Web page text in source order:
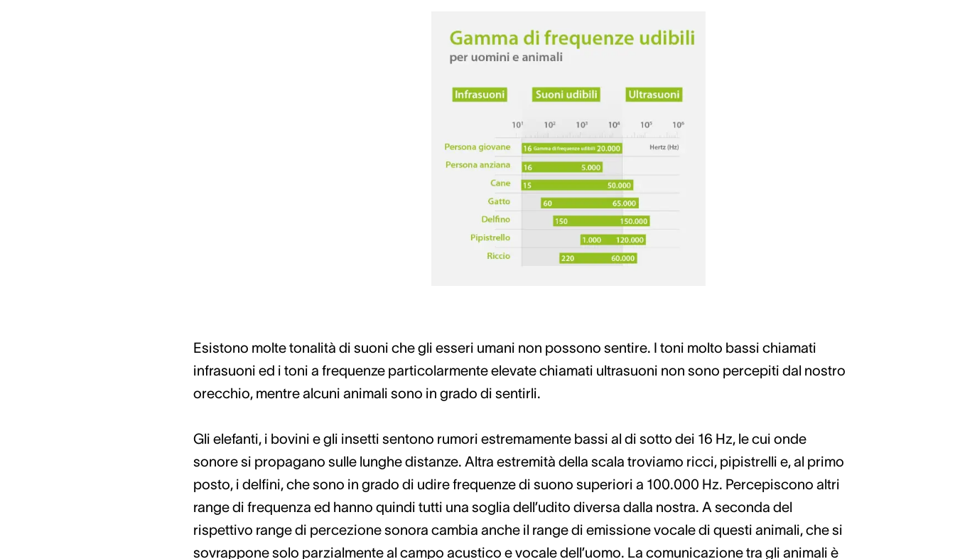
Esistono molte tonalità di suoni che gli esseri umani non possono sentire. I toni molto bassi chiamati
infrasuoni ed i toni a frequenze particolarmente elevate chiamati ultrasuoni non sono percepiti dal nostro
orecchio, mentre alcuni animali sono in grado di sentirli.
Gli elefanti, i bovini e gli insetti sentono rumori estremamente bassi al di sotto dei 16 Hz, le cui onde
sonore si propagano sulle lunghe distanze. Altra estremità della scala troviamo ricci, pipistrelli e, al primo
posto, i delfini, che sono in grado di udire frequenze di suono superiori a 100.000 Hz. Percepiscono altri
range di frequenza ed hanno quindi tutti una soglia dell’udito diversa dalla nostra. A seconda del
rispettivo range di percezione sonora cambia anche il range di emissione vocale di questi animali, che si
sovrappone solo parzialmente al campo acustico e vocale dell’uomo. La comunicazione tra gli animali è